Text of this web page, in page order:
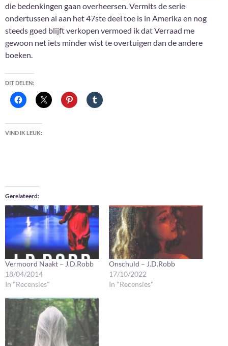
die bedenkingen gaan overheersen. Vermits de serie
ondertussen al aan het 47ste deel toe is in Amerika en nog
steeds goed blijft verkopen vermoed ik dat Verraad me
gewoon net iets minder wist te overtuigen dan de andere
boeken.
DIT DELEN:
VIND IK LEUK:
Gerelateerd
Vermoord Naakt – J.D.Robb
18/04/2014
In "Recensies"
Onschuld – J.D.Robb
17/10/2022
In "Recensies"